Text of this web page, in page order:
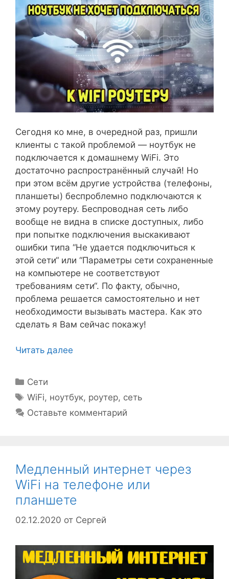
Сегодня ко мне, в очередной раз, пришли
клиенты с такой проблемой — ноутбук не
подключается к домашнему WiFi. Это
достаточно распространённый случай! Но
при этом всём другие устройства (телефоны,
планшеты) беспроблемно подключаются к
этому роутеру. Беспроводная сеть либо
вообще не видна в списке доступных, либо
при попытке подключения выскакивают
ошибки типа “Не удается подключиться к
этой сети“ или “Параметры сети сохраненные
на компьютере не соответствуют
требованиям сети“. По факту, обычно,
проблема решается самостоятельно и нет
необходимости вызывать мастера. Как это
сделать я Вам сейчас покажу!
Читать далее
Рубрики
Сети
Метки
WiFi, ноутбук, роутер, сеть
Оставьте комментарий
Медленный интернет через
WiFi на телефоне или
планшете
02.12.2020 от Сергей